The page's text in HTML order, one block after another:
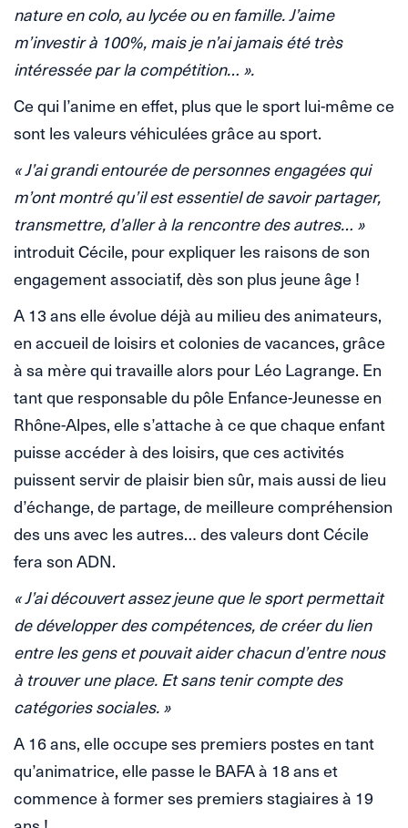
nature en colo, au lycée ou en famille. J’aime
m’investir à 100%, mais je n’ai jamais été très
intéressée par la compétition… ».
Ce qui l’anime en effet, plus que le sport lui-même ce
sont les valeurs véhiculées grâce au sport.
« J’ai grandi entourée de personnes engagées qui
m’ont montré qu’il est essentiel de savoir partager,
transmettre, d’aller à la rencontre des autres… »
introduit Cécile, pour expliquer les raisons de son
engagement associatif, dès son plus jeune âge !
A 13 ans elle évolue déjà au milieu des animateurs,
en accueil de loisirs et colonies de vacances, grâce
à sa mère qui travaille alors pour Léo Lagrange. En
tant que responsable du pôle Enfance-Jeunesse en
Rhône-Alpes, elle s’attache à ce que chaque enfant
puisse accéder à des loisirs, que ces activités
puissent servir de plaisir bien sûr, mais aussi de lieu
d’échange, de partage, de meilleure compréhension
des uns avec les autres… des valeurs dont Cécile
fera son ADN.
« J’ai découvert assez jeune que le sport permettait
de développer des compétences, de créer du lien
entre les gens et pouvait aider chacun d’entre nous
à trouver une place. Et sans tenir compte des
catégories sociales. »
A 16 ans, elle occupe ses premiers postes en tant
qu’animatrice, elle passe le BAFA à 18 ans et
commence à former ses premiers stagiaires à 19